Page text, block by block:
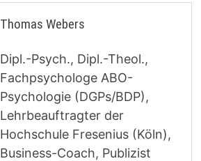
Thomas Webers
Dipl.-Psych., Dipl.-Theol.,
Fachpsychologe ABO-
Psychologie (DGPs/BDP),
Lehrbeauftragter der
Hochschule Fresenius (Köln),
Business-Coach, Publizist